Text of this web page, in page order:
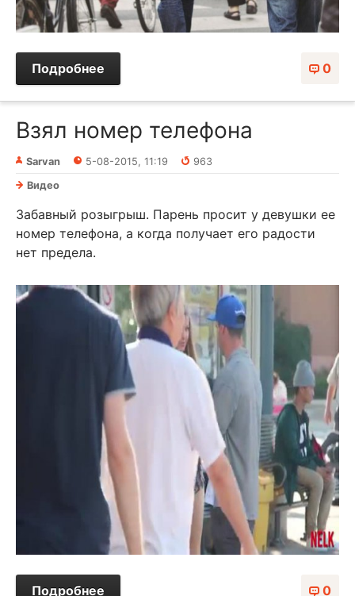
0
Подробнее
Взял номер телефона
Sarvan 5-08-2015, 11:19
963
Видео
Забавный розыгрыш. Парень просит у девушки ее
номер телефона, а когда получает его радости
нет предела.
0
Подробнее